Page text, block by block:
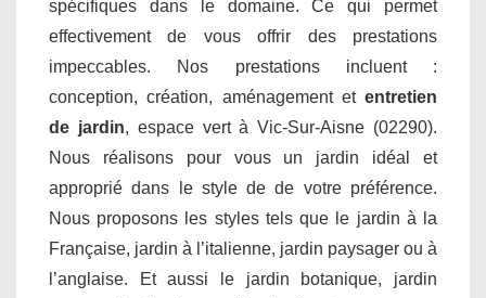
spécifiques dans le domaine. Ce qui permet
effectivement de vous offrir des prestations
impeccables. Nos prestations incluent :
conception, création, aménagement et entretien
de jardin, espace vert à Vic-Sur-Aisne (02290).
Nous réalisons pour vous un jardin idéal et
approprié dans le style de de votre préférence.
Nous proposons les styles tels que le jardin à la
Française, jardin à l’italienne, jardin paysager ou à
l’anglaise. Et aussi le jardin botanique, jardin